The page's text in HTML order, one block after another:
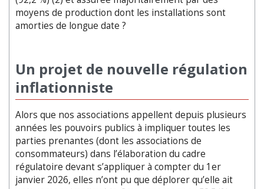
moyens de production dont les installations sont
amorties de longue date ?
Un projet de nouvelle régulation
inflationniste
Alors que nos associations appellent depuis plusieurs
années les pouvoirs publics à impliquer toutes les
parties prenantes (dont les associations de
consommateurs) dans l’élaboration du cadre
régulatoire devant s’appliquer à compter du 1er
janvier 2026, elles n’ont pu que déplorer qu’elle ait